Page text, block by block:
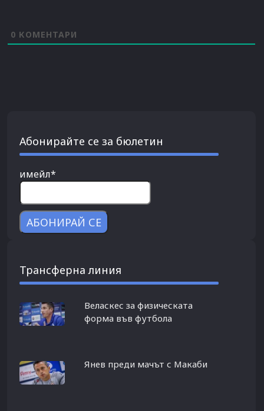
0 КОМЕНТАРИ
Абонирайте се за бюлетин
имейл*
Трансферна линия
Веласкес за физическата
форма във футбола
Янев преди мачът с Макаби